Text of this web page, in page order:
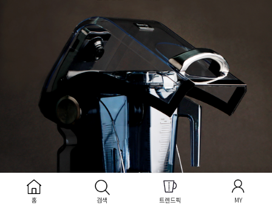
홈 검색 트렌드픽 MY